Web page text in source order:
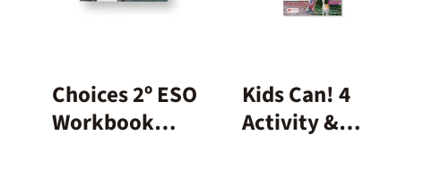
Choices 2º ESO
Workbook
Kids Can! 4
Activity &